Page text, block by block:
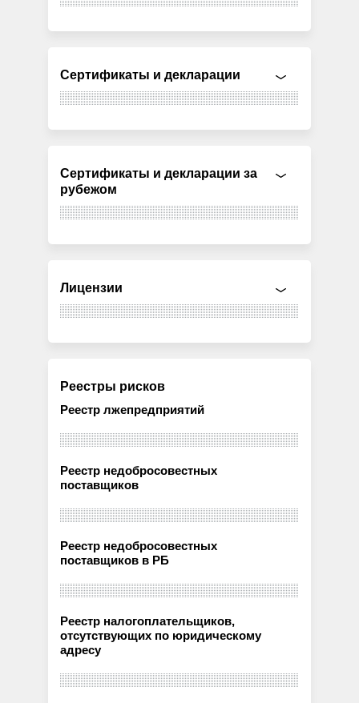
Сертификаты и декларации
Сертификаты и декларации за
рубежом
Лицензии
Реестры рисков
Реестр лжепредприятий
Реестр недобросовестных
поставщиков
Реестр недобросовестных
поставщиков в РБ
Реестр налогоплательщиков,
отсутствующих по юридическому
адресу